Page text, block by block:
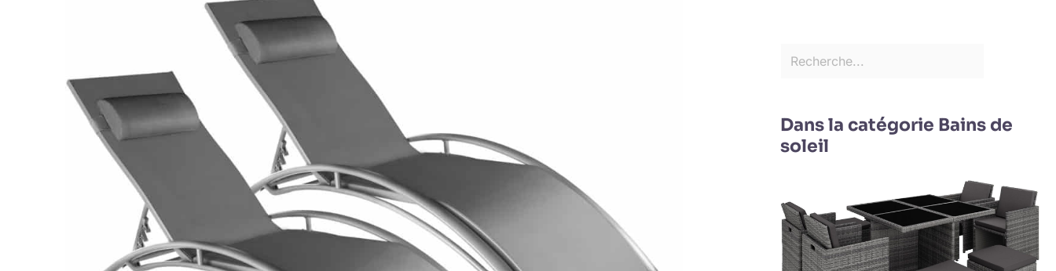
Dans la catégorie Bains de
soleil